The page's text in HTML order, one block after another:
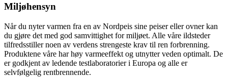
Miljøhensyn
Når du nyter varmen fra en av Nordpeis sine peiser eller ovner kan
du gjøre det med god samvittighet for miljøet. Alle våre ildsteder
tilfredsstiller noen av verdens strengeste krav til ren forbrenning.
Produktene våre har høy varmeeffekt og utnytter veden optimalt. De
er godkjent av ledende testlaboratorier i Europa og alle er
selvfølgelig rentbrennende.